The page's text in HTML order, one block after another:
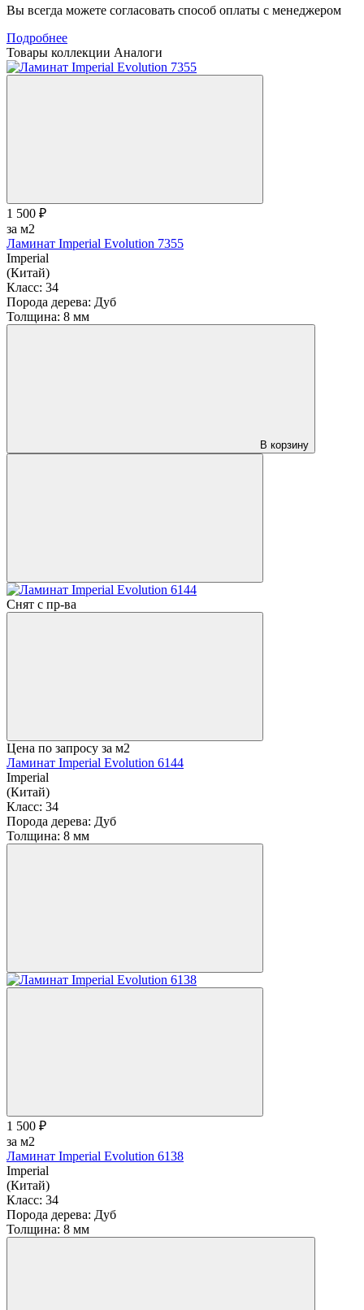
Вы всегда можете согласовать способ оплаты с менеджером
Подробнее
Товары коллекции Аналоги
1 500 ₽
за м2
Ламинат Imperial Evolution 7355
Imperial
(Китай)
Класс: 34
Порода дерева: Дуб
Толщина: 8 мм
В корзину
Снят с пр-ва
Цена по запросу за м2
Ламинат Imperial Evolution 6144
Imperial
(Китай)
Класс: 34
Порода дерева: Дуб
Толщина: 8 мм
1 500 ₽
за м2
Ламинат Imperial Evolution 6138
Imperial
(Китай)
Класс: 34
Порода дерева: Дуб
Толщина: 8 мм